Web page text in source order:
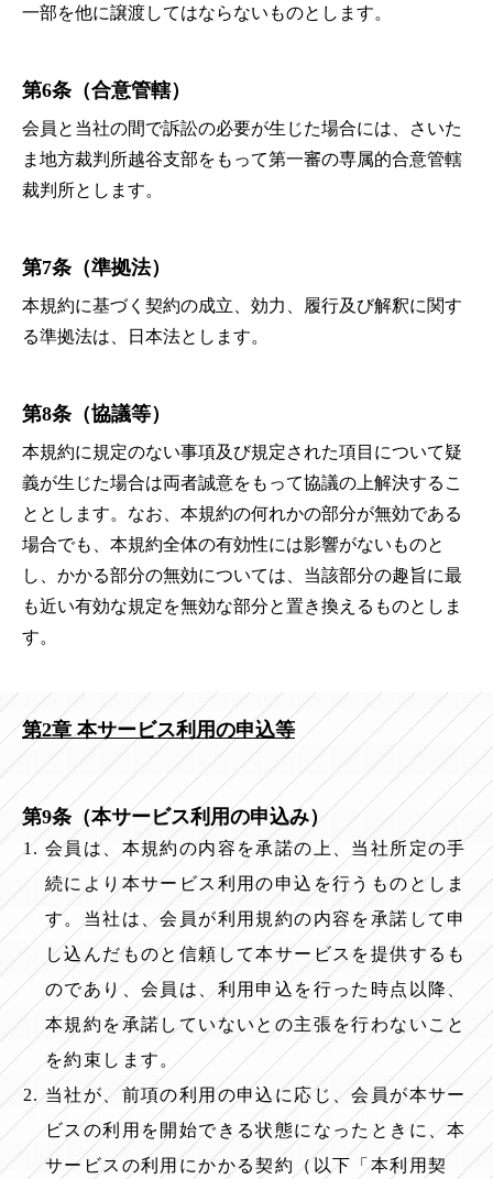
一部を他に譲渡してはならないものとします。
第6条（合意管轄）
会員と当社の間で訴訟の必要が生じた場合には、さいた
ま地方裁判所越谷支部をもって第一審の専属的合意管轄
裁判所とします。
第7条（準拠法）
本規約に基づく契約の成立、効力、履行及び解釈に関す
る準拠法は、日本法とします。
第8条（協議等）
本規約に規定のない事項及び規定された項目について疑
義が生じた場合は両者誠意をもって協議の上解決するこ
ととします。なお、本規約の何れかの部分が無効である
場合でも、本規約全体の有効性には影響がないものと
し、かかる部分の無効については、当該部分の趣旨に最
も近い有効な規定を無効な部分と置き換えるものとしま
す。
第2章 本サービス利用の申込等
第9条（本サービス利用の申込み）
会員は、本規約の内容を承諾の上、当社所定の手
続により本サービス利用の申込を行うものとしま
す。当社は、会員が利用規約の内容を承諾して申
し込んだものと信頼して本サービスを提供するも
のであり、会員は、利用申込を行った時点以降、
本規約を承諾していないとの主張を行わないこと
を約束します。
当社が、前項の利用の申込に応じ、会員が本サー
ビスの利用を開始できる状態になったときに、本
サービスの利用にかかる契約（以下「本利用契